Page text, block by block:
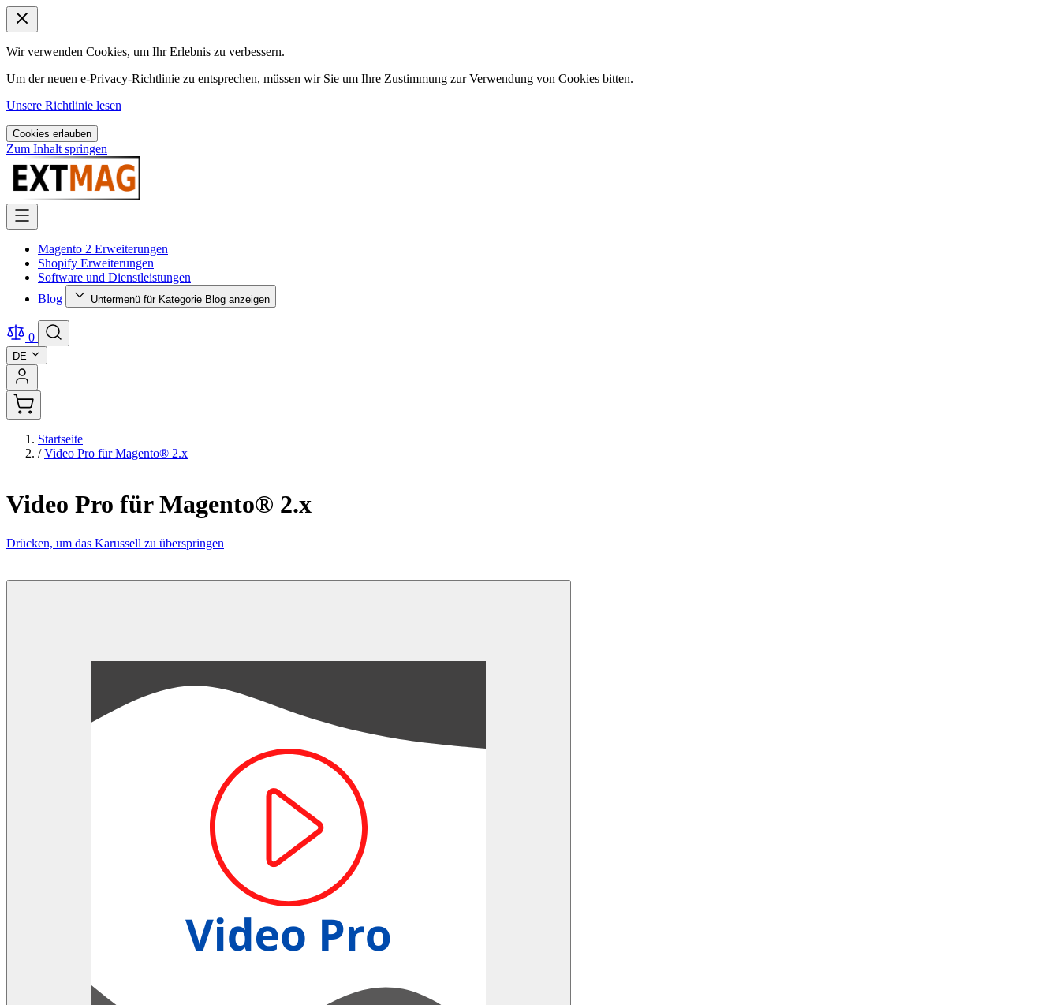
Wir verwenden Cookies, um Ihr Erlebnis zu verbessern.
Um der neuen e-Privacy-Richtlinie zu entsprechen, müssen wir Sie um Ihre Zustimmung zur Verwendung von Cookies bitten.
Unsere Richtlinie lesen
Cookies erlauben
Zum Inhalt springen
Magento 2 Erweiterungen
Shopify Erweiterungen
Software und Dienstleistungen
Blog
Untermenü für Kategorie Blog anzeigen
0
DE
Startseite
/ Video Pro für Magento® 2.x
Video Pro für Magento® 2.x
Drücken, um das Karussell zu überspringen